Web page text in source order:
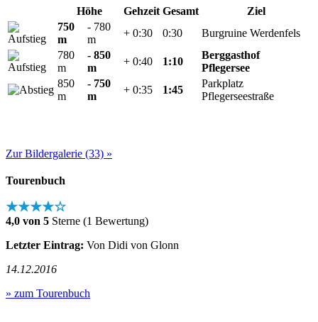
Höhe Gehzeit Gesamt
Ziel
750
m
- 780
m
+ 0:30 0:30
Burgruine Werdenfels
780
m
- 850
m
+ 0:40 1:10
Berggasthof
Pflegersee
850
m
- 750
m
+ 0:35 1:45
Parkplatz
Pflegerseestraße
Zur Bildergalerie (33) »
Tourenbuch
★★★★☆
4,0 von 5 Sterne (1 Bewertung)
Letzter Eintrag: Von Didi von Glonn
14.12.2016
» zum Tourenbuch